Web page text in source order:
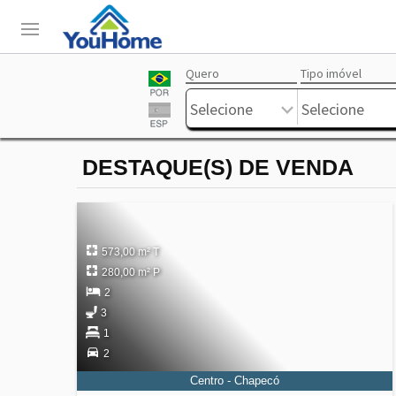
Livre
Quero Tipo imóvel
Selecione Selecione
DESTAQUE(S) DE VENDA
573,00 m² T
280,00 m² P
2
3
1
2
Centro - Chapecó